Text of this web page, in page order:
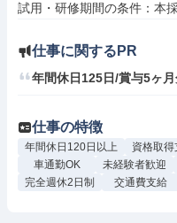
仕事に関するPR
年間休日125日/賞与5ヶ
仕事の特徴
年間休日120日以上 資格取得
車通勤OK
未経験者歓迎
完全週休2日制
交通費支給